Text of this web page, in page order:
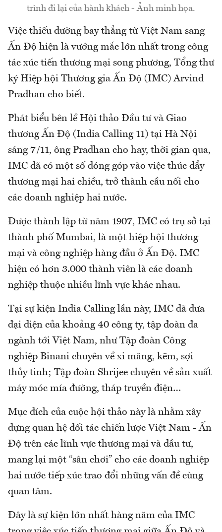
trình đi lại của hành khách - Ảnh minh họa.
Việc thiếu đường bay thẳng từ Việt Nam sang
Ấn Độ hiện là vướng mắc lớn nhất trong công
tác xúc tiến thương mại song phương, Tổng thư
ký Hiệp hội Thương gia Ấn Độ (IMC) Arvind
Pradhan cho biết.
Phát biểu bên lề Hội thảo Đầu tư và Giao
thương Ấn Độ (India Calling 11) tại Hà Nội
sáng 7/11, ông Pradhan cho hay, thời gian qua,
IMC đã có một số đóng góp vào việc thúc đẩy
thương mại hai chiều, trở thành cầu nối cho
các doanh nghiệp hai nước.
Được thành lập từ năm 1907, IMC có trụ sở tại
thành phố Mumbai, là một hiệp hội thương
mại và công nghiệp hàng đầu ở Ấn Độ. IMC
hiện có hơn 3.000 thành viên là các doanh
nghiệp thuộc nhiều lĩnh vực khác nhau.
Tại sự kiện India Calling lần này, IMC đã đưa
đại diện của khoảng 40 công ty, tập đoàn đa
ngành tới Việt Nam, như Tập đoàn Công
nghiệp Binani chuyên về xi măng, kẽm, sợi
thủy tinh; Tập đoàn Shrijee chuyên về sản xuất
máy móc mía đường, tháp truyền điện…
Mục đích của cuộc hội thảo này là nhằm xây
dựng quan hệ đối tác chiến lược Việt Nam - Ấn
Độ trên các lĩnh vực thương mại và đầu tư,
mang lại một “sân chơi” cho các doanh nghiệp
hai nước tiếp xúc trao đổi những vấn đề cùng
quan tâm.
Đây là sự kiện lớn nhất hàng năm của IMC